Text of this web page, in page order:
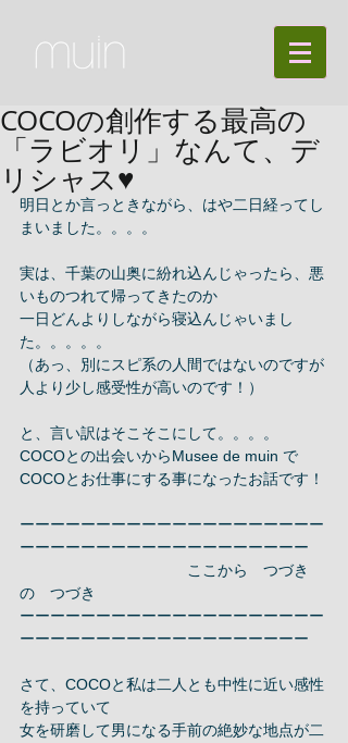
COCOの創作する最高の
「ラビオリ」なんて、デ
リシャス♥︎
明日とか言っときながら、はや二日経ってし
まいました。。。。
実は、千葉の山奥に紛れ込んじゃったら、悪
いものつれて帰ってきたのか
一日どんよりしながら寝込んじゃいまし
た。。。。。
（あっ、別にスピ系の人間ではないのですが
人より少し感受性が高いのです！）
と、言い訳はそこそこにして。。。。
COCOとの出会いからMusee de muin で
COCOとお仕事にする事になったお話です！
ーーーーーーーーーーーーーーーーーーーー
ーーーーーーーーーーーーーーーーーーー
ここから　つづき
の　つづき
ーーーーーーーーーーーーーーーーーーーー
ーーーーーーーーーーーーーーーーーーー
さて、COCOと私は二人とも中性に近い感性
を持っていて
女を研磨して男になる手前の絶妙な地点が二